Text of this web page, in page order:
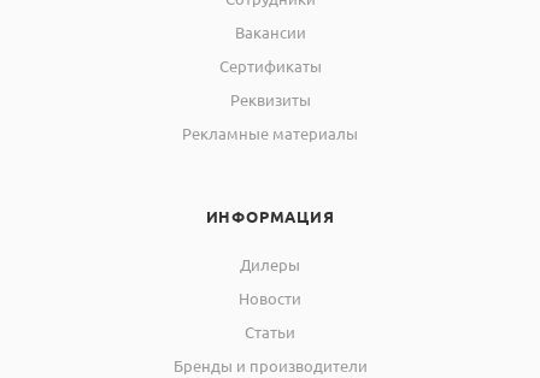
Вакансии
Сертификаты
Реквизиты
Рекламные материалы
ИНФОРМАЦИЯ
Дилеры
Новости
Статьи
Бренды и производители